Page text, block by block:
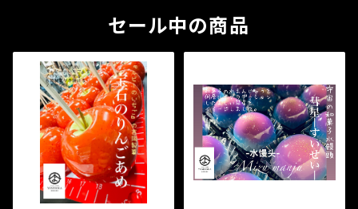
２１ spring 春 イチゴ
大福 フルーツ大福 お取り
１ spring 春 イチゴ 大
福 フルーツ大福 お取り寄
セール中の商品